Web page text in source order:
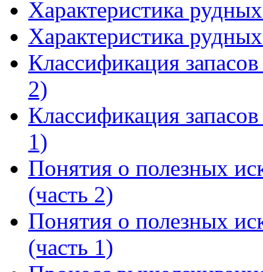
Характеристика
Характеристика
Классификация
2)
Классификация
1)
Понятия о полезных
(часть 2)
Понятия о полезных
(часть 1)